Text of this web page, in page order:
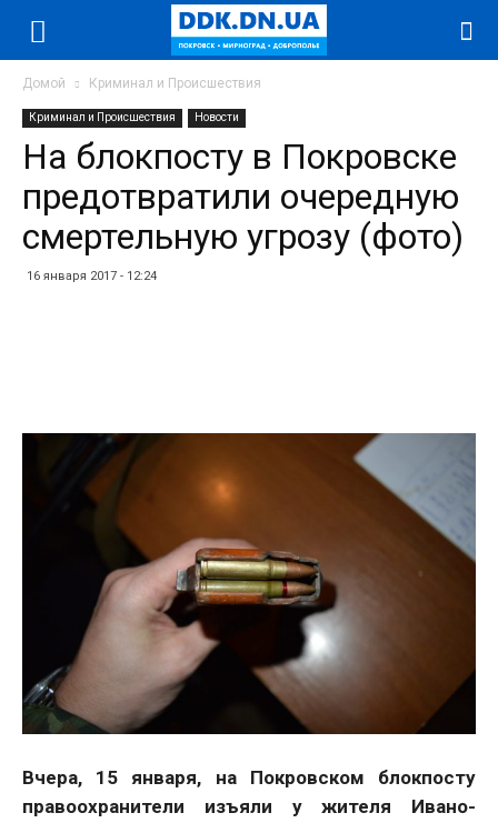
Домой Криминал и Происшествия
Криминал и Происшествия Новости
На блокпосту в Покровске
предотвратили очередную
смертельную угрозу (фото)
16 января 2017 - 12:24
Вчера, 15 января, на Покровском блокпосту
правоохранители изъяли у жителя Ивано-